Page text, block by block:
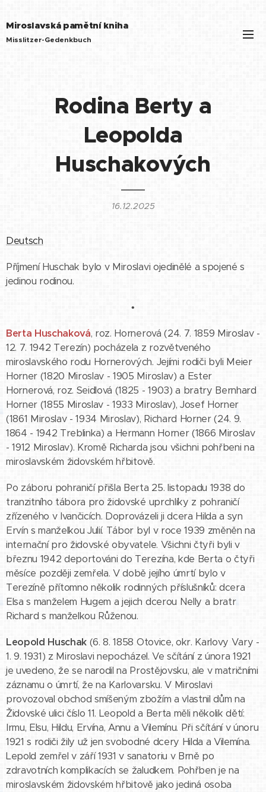
Miroslavská pamětní kniha
Misslitzer-Gedenkbuch
Rodina Berty a
Leopolda
Huschakových
16.12.2025
Deutsch
Příjmení Huschak bylo v Miroslavi ojedinělé a spojené s
jedinou rodinou.
•
Berta Huschaková, roz. Hornerová (24. 7. 1859 Miroslav -
12. 7. 1942 Terezín) pocházela z rozvětveného
miroslavského rodu Hornerových. Jejími rodiči byli Meier
Horner (1820 Miroslav - 1905 Miroslav) a Ester
Hornerová, roz. Seidlová (1825 - 1903) a bratry Bernhard
Horner (1855 Miroslav - 1933 Miroslav), Josef Horner
(1861 Miroslav - 1934 Miroslav), Richard Horner (24. 9.
1864 - 1942 Treblinka) a Hermann Horner (1866 Miroslav
- 1912 Miroslav). Kromě Richarda jsou všichni pohřbeni na
miroslavském židovském hřbitově.
Po záboru pohraničí přišla Berta 25. listopadu 1938 do
tranzitního tábora pro židovské uprchlíky z pohraničí
zřízeného v Ivančicích. Doprovázeli ji dcera Hilda a syn
Ervín s manželkou Julií. Tábor byl v roce 1939 změněn na
internační pro židovské obyvatele. Všichni čtyři byli v
březnu 1942 deportováni do Terezína, kde Berta o čtyři
měsíce později zemřela. V době jejího úmrtí bylo v
Terezíně přítomno několik rodinných příslušníků: dcera
Elsa s manželem Hugem a jejich dcerou Nelly a bratr
Richard s manželkou Růženou.
Leopold Huschak (6. 8. 1858 Otovice, okr. Karlovy Vary -
1. 9. 1931) z Miroslavi nepocházel. Ve sčítání z února 1921
je uvedeno, že se narodil na Prostějovsku, ale v matričními
záznamu o úmrtí, že na Karlovarsku. V Miroslavi
provozoval obchod smíšeným zbožím a vlastnil dům na
Židovské ulici číslo 11. Leopold a Berta měli několik dětí:
Irmu, Elsu, Hildu, Ervína, Annu a Vilemínu. Při sčítání v únoru
1921 s rodiči žily už jen svobodné dcery Hilda a Vilemína.
Lepold zemřel v září 1931 v sanatoriu v Brně po
zdravotních komplikacích se žaludkem. Pohřben je na
miroslavském židovském hřbitově jako jediná osoba